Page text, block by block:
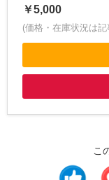
￥5,000
(価格・在庫状況は
こ